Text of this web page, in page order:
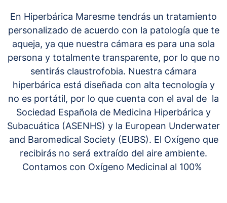
En Hiperbárica Maresme tendrás un tratamiento
personalizado de acuerdo con la patología que te
aqueja, ya que nuestra cámara es para una sola
persona y totalmente transparente, por lo que no
sentirás claustrofobia. Nuestra cámara
hiperbárica está diseñada con alta tecnología y
no es portátil, por lo que cuenta con el aval de la
Sociedad Española de Medicina Hiperbárica y
Subacuática (ASENHS) y la European Underwater
and Baromedical Society (EUBS). El Oxígeno que
recibirás no será extraído del aire ambiente.
Contamos con Oxígeno Medicinal al 100%